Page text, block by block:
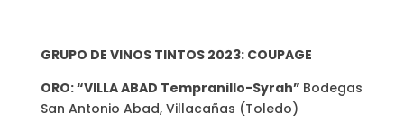
GRUPO DE VINOS TINTOS 2023: COUPAGE
ORO: “VILLA ABAD Tempranillo-Syrah” Bodegas
San Antonio Abad, Villacañas (Toledo)